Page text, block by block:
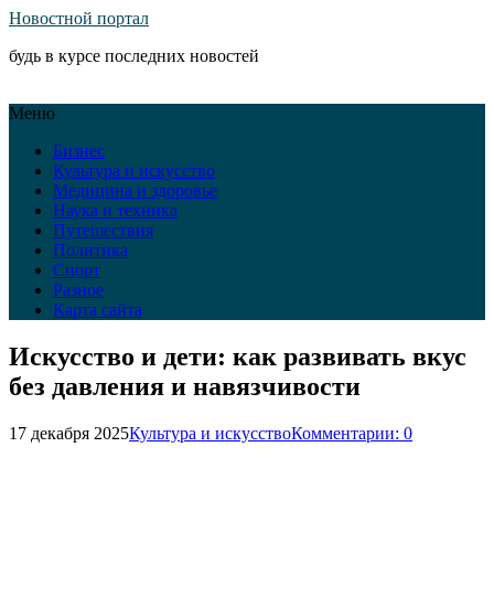
Новостной портал
будь в курсе последних новостей
Меню
Бизнес
Культура и искусство
Медицина и здоровье
Наука и техника
Путешествия
Политика
Спорт
Разное
Карта сайта
Искусство и дети: как развивать вкус
без давления и навязчивости
17 декабря 2025Культура и искусствоКомментарии: 0